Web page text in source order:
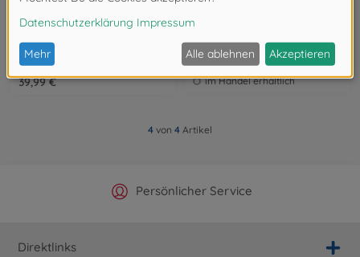
Naruto 2001 Honda S2000 1:24
9335351314R00
39,99 €
Naruto 2001 Honda S2000 1:24
253255084
im Handel erhältlich
4 von 4 Artikel
Offizieller Hersteller Shop
Persönlicher Service
Versandkostenfrei ab 25€
Schnelle Lieferung
Direktlinks